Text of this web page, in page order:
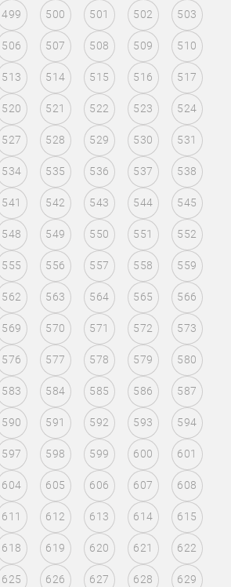
499 500 501 502 503
506 507 508 509 510
513 514 515 516 517
520 521 522 523 524
527 528 529 530 531
534 535 536 537 538
541 542 543 544 545
548 549 550 551 552
555 556 557 558 559
562 563 564 565 566
569 570 571 572 573
576 577 578 579 580
583 584 585 586 587
590 591 592 593 594
597 598 599 600 601
604 605 606 607 608
611 612 613 614 615
618 619 620 621 622
625 626 627 628 629